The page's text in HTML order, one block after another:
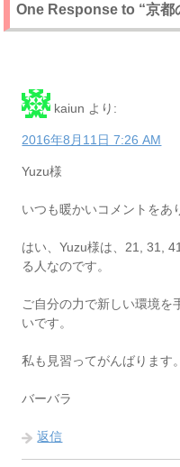
One Response to “京都
kaiun より:
2016年8月11日 7:26 AM
Yuzu様
いつも暖かいコメントをあ
はい、Yuzu様は、21, 31,
る人なのです。
ご自分の力で新しい環境
いです。
私も見習ってがんばります。
バーバラ
返信